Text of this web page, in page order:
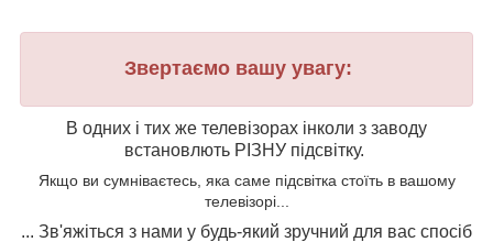
Звертаємо вашу увагу:
В одних і тих же телевізорах інколи з заводу
встановлють РІЗНУ підсвітку.
Якщо ви сумніваєтесь, яка саме підсвітка стоїть в вашому
телевізорі...
... Зв'яжіться з нами у будь-який зручний для вас спосіб